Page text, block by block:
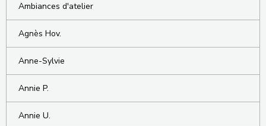
Ambiances d'atelier
Agnès Hov.
Anne-Sylvie
Annie P.
Annie U.